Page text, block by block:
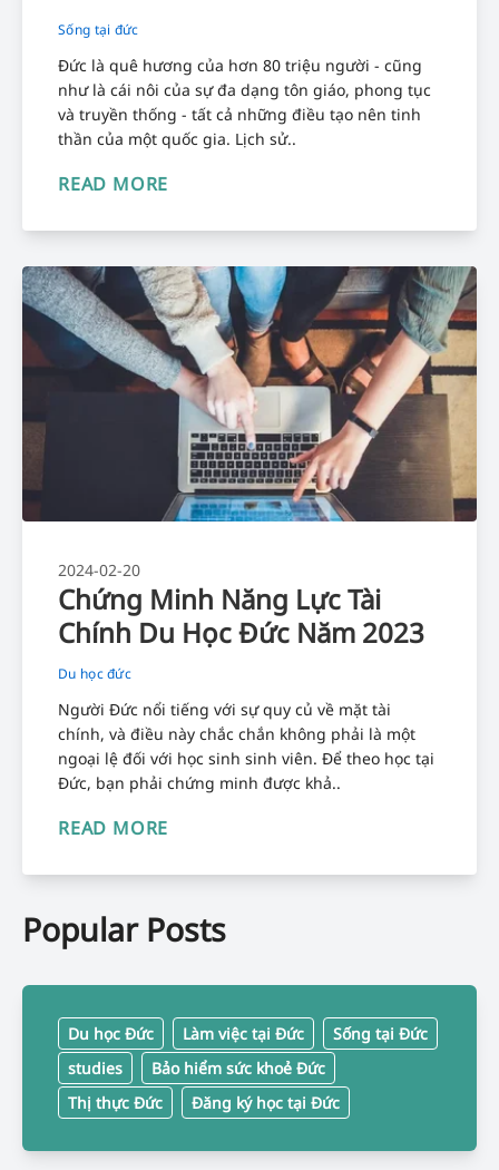
Sống tại đức
Đức là quê hương của hơn 80 triệu người - cũng
như là cái nôi của sự đa dạng tôn giáo, phong tục
và truyền thống - tất cả những điều tạo nên tinh
thần của một quốc gia. Lịch sử..
READ MORE
2024-02-20
Chứng Minh Năng Lực Tài
Chính Du Học Đức Năm 2023
Du học đức
Người Đức nổi tiếng với sự quy củ về mặt tài
chính, và điều này chắc chắn không phải là một
ngoại lệ đối với học sinh sinh viên. Để theo học tại
Đức, bạn phải chứng minh được khả..
READ MORE
Popular Posts
Du học Đức Làm việc tại Đức
Sống tại Đức
studies
Bảo hiểm sức khoẻ Đức
Thị thực Đức
Đăng ký học tại Đức